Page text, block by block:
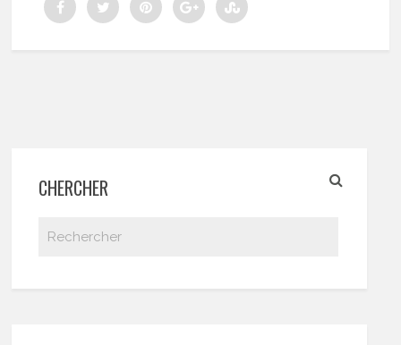
CHERCHER